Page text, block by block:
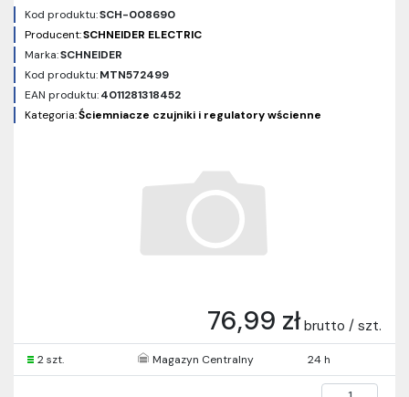
Kod produktu:SCH-008690
Producent:SCHNEIDER ELECTRIC
Marka:SCHNEIDER
Kod produktu:MTN572499
EAN produktu:4011281318452
Kategoria:Ściemniacze czujniki i regulatory wścienne
76,99 zł brutto / szt.
2 szt. Magazyn Centralny 24 h